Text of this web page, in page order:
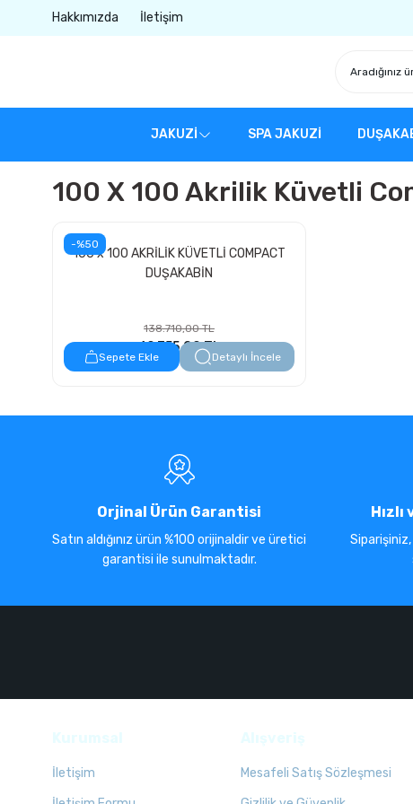
Hakkımızda İletişim
JAKUZİ SPA JAKUZİ
100 X 100 Akrilik Küvetli
-%50
100 x 100 AKRİLİK KÜVETLİ COMPACT
DUŞAKABİN
138.710,00 TL
69.355,00 TL
Sepete Ekle Detaylı İncele
Orjinal Ürün Garantisi
Satın aldığınız ürün %100 orijinaldir ve üretici
garantisi ile sunulmaktadır.
İletişim
Mesafeli Satış Sözleşmesi